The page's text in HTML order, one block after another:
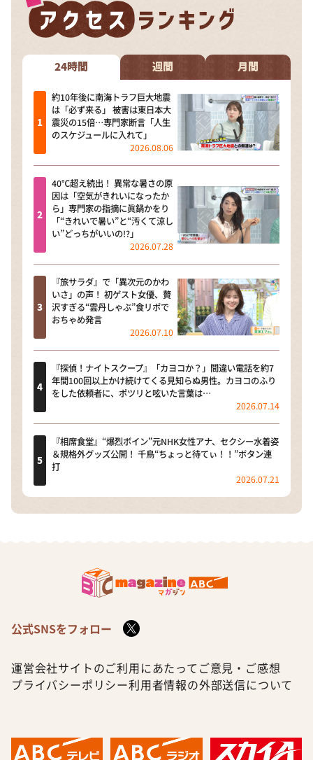
24時間 週間 月間
約10年後に南海トラフ巨大地震
は「必ず来る」 被害は東日本大
震災の15倍…専門家断言「人生
のスケジュールに入れて」
2026.08.06
40℃超え続出！ 異常な暑さの原
因は「空気がきれいになったか
ら」専門家の指摘に眞鍋かをり
「“きれいで暑い”と“汚くて涼し
い”どっちがいいの!?」
2026.07.28
『旅サラダ』で「異次元のかわ
いさ」の声！ 初ゲスト女優、贅
沢すぎる“雲丹しゃぶ”食リポで
おちゃめ発言
2026.07.10
『探偵！ナイトスクープ』「カヨコか？」間違い電話を約7
年間100回以上かけ続けてくる見知らぬ男性。カヨコのふり
をした依頼者に、ポツリと呟いた言葉は…
2026.07.14
『相席食堂』“爆烈ボイン”元NHK女性アナ、セクシー水着姿
＆規格外グッズ公開！ 千鳥“ちょっと待てぃ！！”ボタン連
打
2026.07.21
公式SNSをフォロー
運営会社サイトのご利用にあたって ご意見・ご感想
プライバシーポリシー利用者情報の外部送信について